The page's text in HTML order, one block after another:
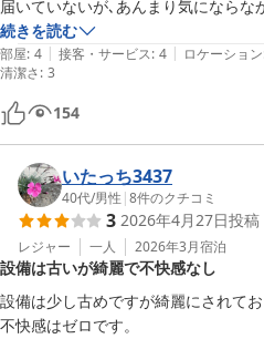
届いていないが､あんまり気にならな
シャワー室は狭すぎ
続きを読む
部屋: 4 | 接客・サービス: 4 | ロケーション
清潔さ: 3
154
いたっち3437
40代/男性 |8件のクチコミ
3 2026年4月27日投稿
レジャー 一人 2026年3月宿泊
設備は古いが綺麗で不快感なし
設備は少し古めですが綺麗にされてお
不快感はゼロです。